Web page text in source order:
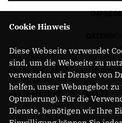
Bürgerbüro
Schierack MdL
Cookie Hinweis
Diese Webseite verwendet
sind, um die Webseite zu
verwenden wir Dienste von
helfen, unser Webangebot
Optmierung). Für die
Dienste, benötigen wir Ihre